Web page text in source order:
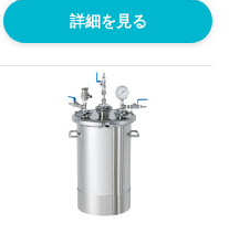
詳細を見る